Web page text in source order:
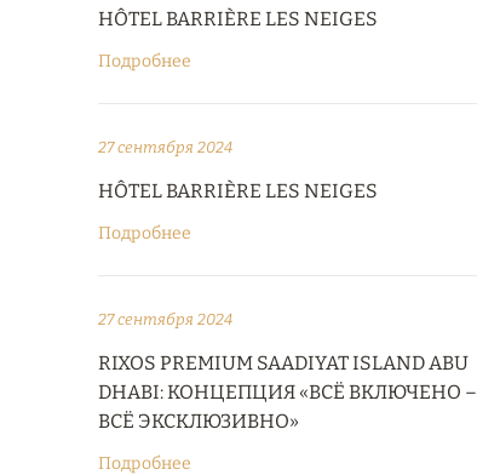
HÔTEL BARRIÈRE LES NEIGES
Подробнее
27 сентября 2024
HÔTEL BARRIÈRE LES NEIGES
Подробнее
27 сентября 2024
RIXOS PREMIUM SAADIYAT ISLAND ABU
DHABI: КОНЦЕПЦИЯ «ВСЁ ВКЛЮЧЕНО –
ВСЁ ЭКСКЛЮЗИВНО»
Подробнее